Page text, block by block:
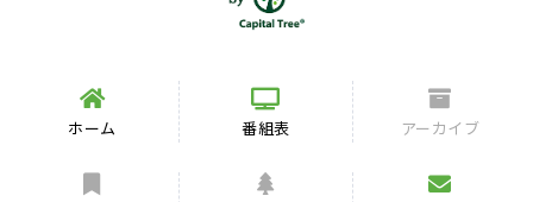
ホーム 番組表 アーカイブ